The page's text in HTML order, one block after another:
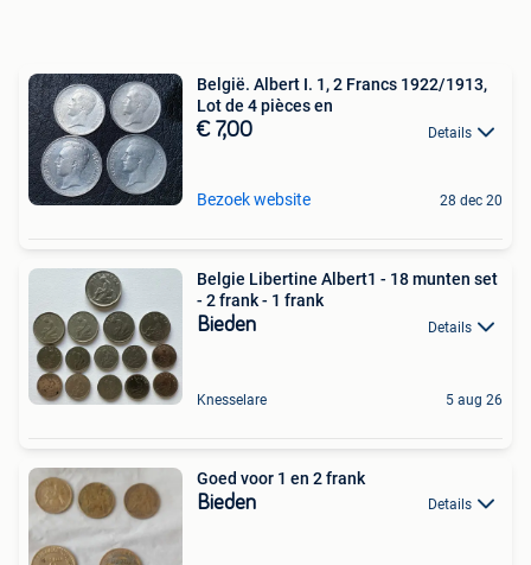
België. Albert I. 1, 2 Francs 1922/1913,
Lot de 4 pièces en
€ 7,00 Details
Bezoek website 28 dec 20
Belgie Libertine Albert1 - 18 munten set
- 2 frank - 1 frank
Bieden Details
Knesselare 5 aug 26
Goed voor 1 en 2 frank
Bieden Details